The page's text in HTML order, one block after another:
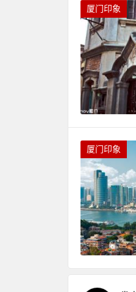
厦门印象
厦门印象